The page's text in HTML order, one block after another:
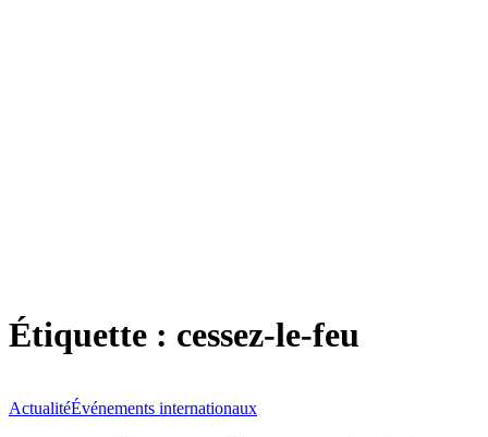
Étiquette : cessez-le-feu
ActualitéÉvénements internationaux